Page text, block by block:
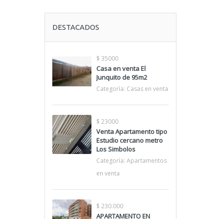
DESTACADOS
$ 35000
Casa en venta El
Junquito de 95m2
Categoría: Casas en venta
$ 23000
Venta Apartamento tipo
Estudio cercano metro
Los Simbolos
Categoría: Apartamentos
en venta
$ 230.000
APARTAMENTO EN